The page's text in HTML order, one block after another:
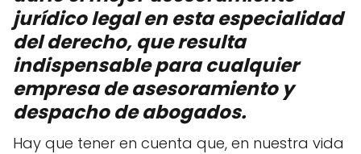
jurídico legal en esta especialidad
del derecho, que resulta
indispensable para cualquier
empresa de asesoramiento y
despacho de abogados.
Hay que tener en cuenta que, en nuestra vida